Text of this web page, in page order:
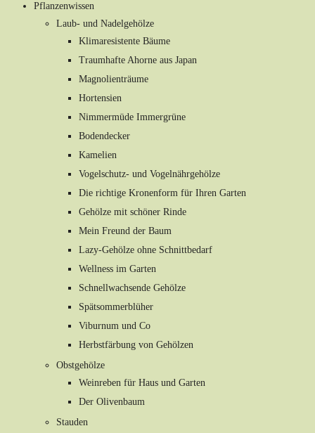
Pflanzenwissen
Laub- und Nadelgehölze
Klimaresistente Bäume
Traumhafte Ahorne aus Japan
Magnolienträume
Hortensien
Nimmermüde Immergrüne
Bodendecker
Kamelien
Vogelschutz- und Vogelnährgehölze
Die richtige Kronenform für Ihren Garten
Gehölze mit schöner Rinde
Mein Freund der Baum
Lazy-Gehölze ohne Schnittbedarf
Wellness im Garten
Schnellwachsende Gehölze
Spätsommerblüher
Viburnum und Co
Herbstfärbung von Gehölzen
Obstgehölze
Weinreben für Haus und Garten
Der Olivenbaum
Stauden